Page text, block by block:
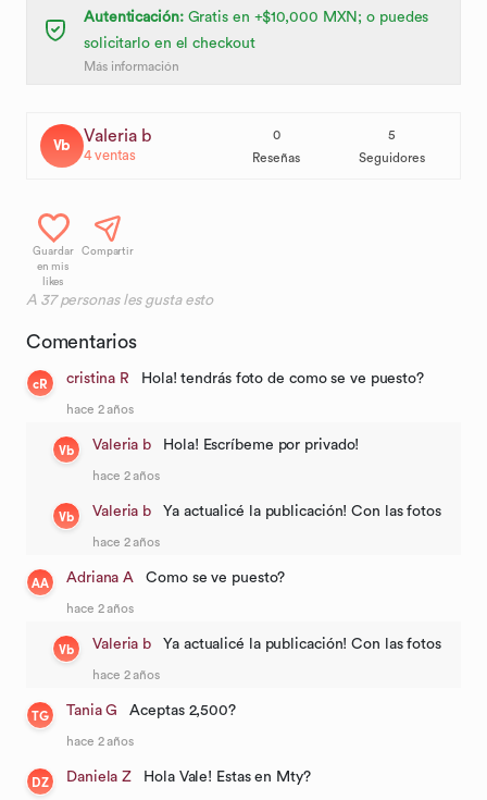
Autenticación:Gratis en +$10,000 MXN; o puedes
solicitarlo en el checkout
Más información
Vb Valeria b
4ventas
0
Reseñas
5
Seguidores
Guardar
en mis
likes
Compartir
A 37personas les gusta esto
Comentarios
cR cristina R Hola! tendrás foto de como se ve puesto?
hace 2 años
Vb Valeria b Hola! Escríbeme por privado!
hace 2 años
Vb Valeria b Ya actualicé la publicación! Con las fotos
hace 2 años
AA Adriana A Como se ve puesto?
hace 2 años
Vb Valeria b Ya actualicé la publicación! Con las fotos
hace 2 años
TG Tania G Aceptas 2,500?
hace 2 años
DZ Daniela Z Hola Vale! Estas en Mty?